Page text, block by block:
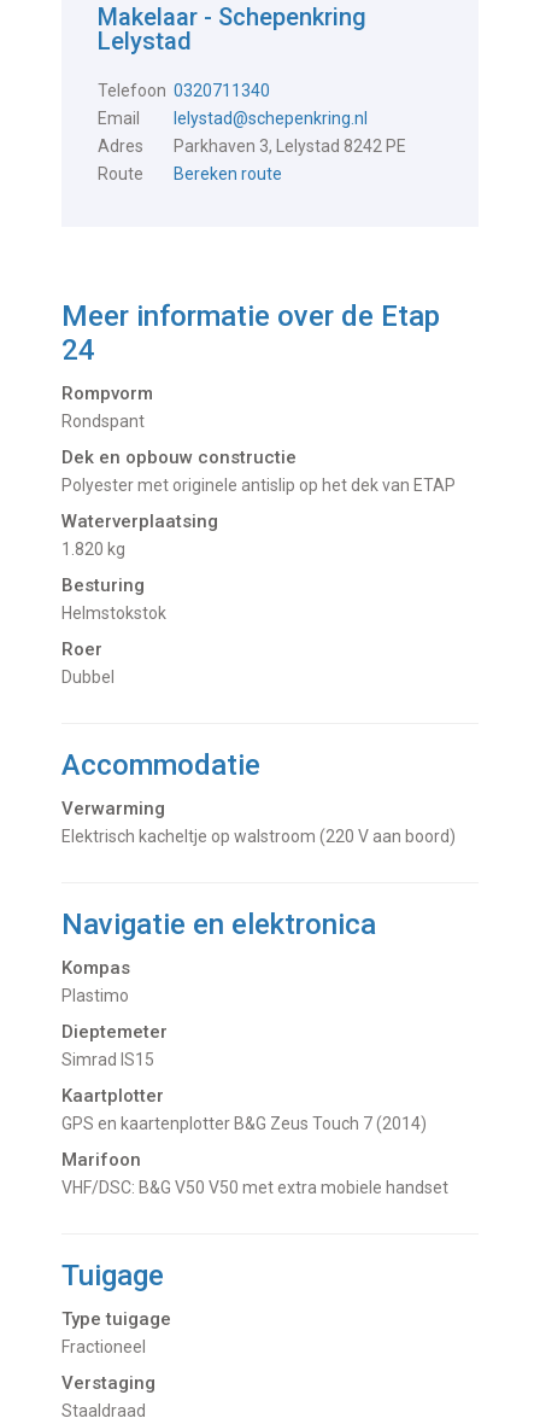
Makelaar - Schepenkring
Lelystad
Telefoon 0320711340
Email
lelystad@schepenkring.nl
Adres
Parkhaven 3, Lelystad 8242 PE
Route
Bereken route
Meer informatie over de Etap
24
Rompvorm
Rondspant
Dek en opbouw constructie
Polyester met originele antislip op het dek van ETAP
Waterverplaatsing
1.820 kg
Besturing
Helmstokstok
Roer
Dubbel
Accommodatie
Verwarming
Elektrisch kacheltje op walstroom (220 V aan boord)
Navigatie en elektronica
Kompas
Plastimo
Dieptemeter
Simrad IS15
Kaartplotter
GPS en kaartenplotter B&G Zeus Touch 7 (2014)
Marifoon
VHF/DSC: B&G V50 V50 met extra mobiele handset
Tuigage
Type tuigage
Fractioneel
Verstaging
Staaldraad